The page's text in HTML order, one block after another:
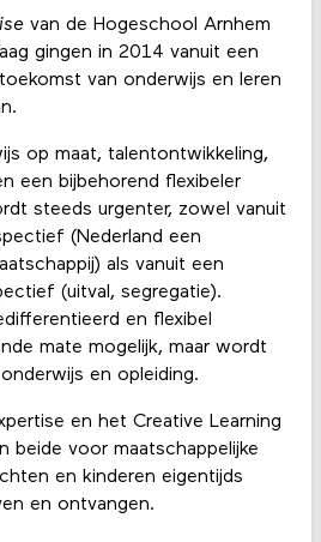
van de Hogeschool Arnhem
gingen in 2014 vanuit een
van onderwijs en leren
op maat, talentontwikkeling,
een bijbehorend flexibeler
steeds urgenter, zowel vanuit
(Nederland een
als vanuit een
(uitval, segregatie).
en flexibel
mate mogelijk, maar wordt
en opleiding.
en het Creative Learning
beide voor maatschappelijke
en kinderen eigentijds
en ontvangen.